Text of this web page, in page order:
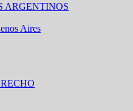
ARGENTINOS
Aires